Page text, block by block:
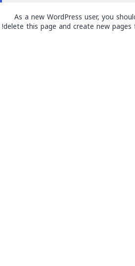
As a new WordPress user, you
delete this page and create new